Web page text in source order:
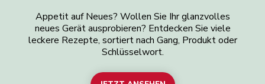
Appetit auf Neues? Wollen Sie Ihr glanzvolles
neues Gerät ausprobieren? Entdecken Sie viele
leckere Rezepte, sortiert nach Gang, Produkt oder
Schlüsselwort.